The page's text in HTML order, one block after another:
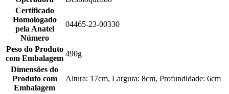
Certificado
Homologado
pela Anatel
Número
04465-23-00330
Peso do Produto
com Embalagem
490g
Dimensões do
Produto com
Embalagem
Altura: 17cm, Largura: 8cm, Profundidade: 6cm